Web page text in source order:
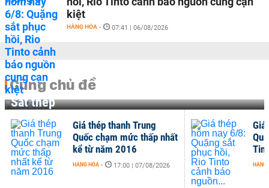
kiệt
HÀNG HÓA - 07:41 | 06/08/2026
Cùng chủ đề
Sắt thép
Giá thép thanh Trung
Quốc chạm mức thấp nhất
kể từ năm 2016
HÀNG HÓA - 17:00 | 07/08/2026 HÀNG